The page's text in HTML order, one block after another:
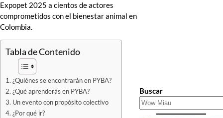
Expopet 2025 a cientos de actores
comprometidos con el bienestar animal en
Colombia.
Tabla de Contenido
¿Quiénes se encontrarán en PYBA?
¿Qué aprenderás en PYBA?
Un evento con propósito colectivo
¿Por qué ir?
Buscar